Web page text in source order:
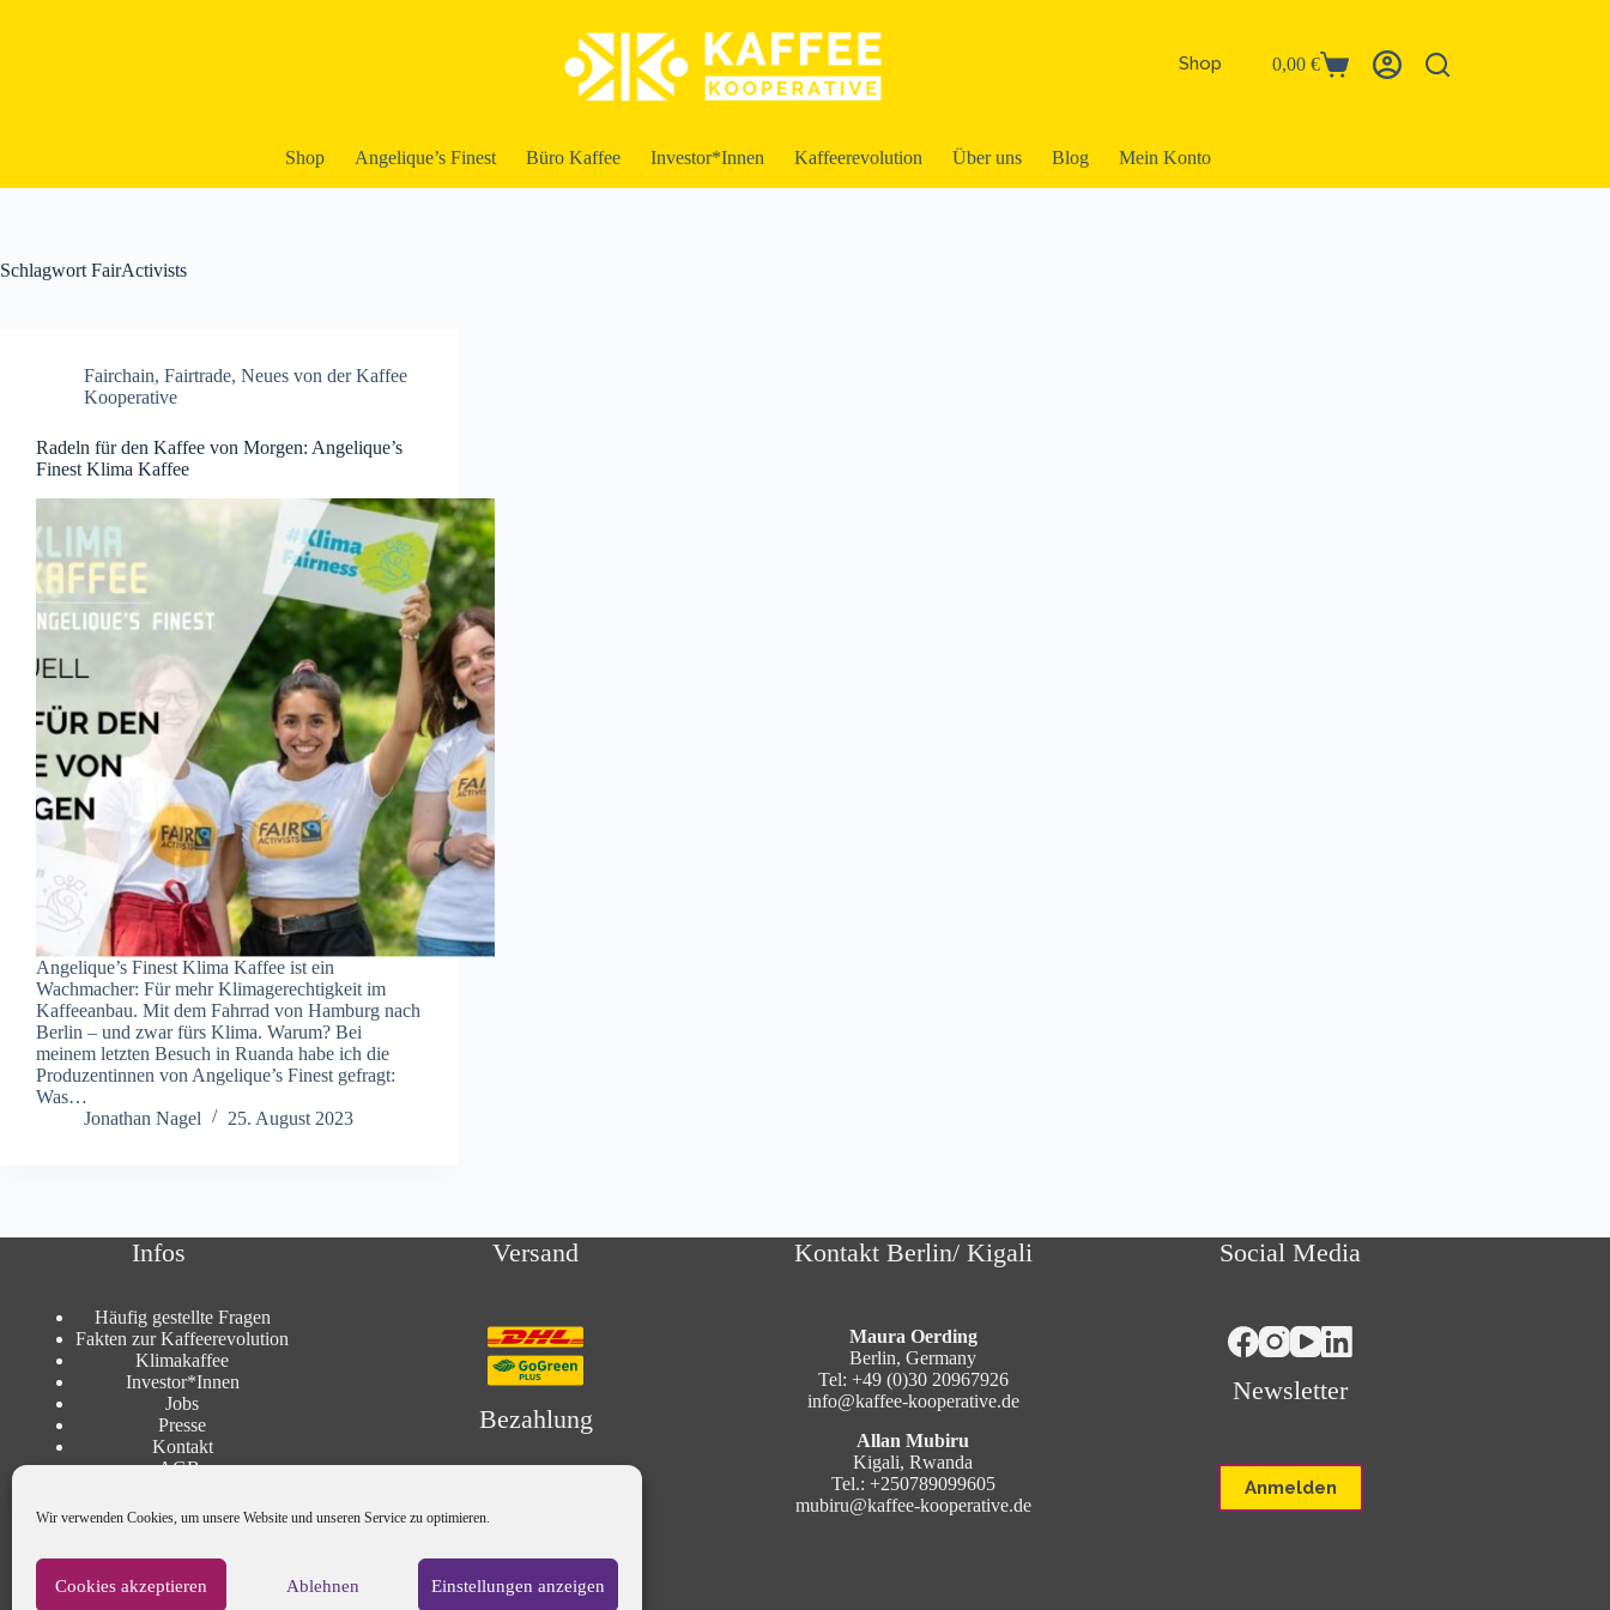
Wir verwenden Cookies, um unsere Website und unseren Service zu optimieren.
Cookies akzeptieren Ablehnen Einstellungen anzeigen
Shop Warenkorb
0,00 €
Shop Angelique’︎s Finest Büro Kaffee Investor*Innen Kaffeerevolution Über uns Blog Mein Konto
Schlagwort FairActivists
Fairchain, Fairtrade, Neues von der Kaffee
Kooperative
Radeln für den Kaffee von Morgen: Angelique’s
Finest Klima Kaffee
Angelique’s Finest Klima Kaffee ist ein
Wachmacher: Für mehr Klimagerechtigkeit im
Kaffeeanbau. Mit dem Fahrrad von Hamburg nach
Berlin – und zwar fürs Klima. Warum? Bei
meinem letzten Besuch in Ruanda habe ich die
Produzentinnen von Angelique’s Finest gefragt:
Was…
Jonathan Nagel
25. August 2023
Infos
Häufig gestellte Fragen
Fakten zur Kaffeerevolution
Klimakaffee
Investor*Innen
Jobs
Presse
Kontakt
AGBs
Datenschutz
Vertrag widerrufen
Widerruf
Zahlungsarten
Versand
Bezahlung
Kontakt Berlin/ Kigali
Maura Oerding
Berlin, Germany
Tel: +49 (0)30 20967926
info@kaffee-kooperative.de
Allan Mubiru
Kigali, Rwanda
Tel.: +250789099605
mubiru@kaffee-kooperative.de
Social Media
Newsletter
Anmelden